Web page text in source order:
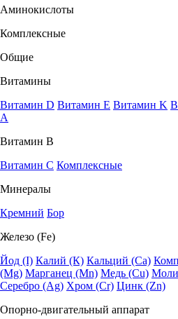
Аминокислоты
Комплексные
Общие
Витамины
Витамин D Витамин E Витамин K
А
Витамин В
Витамин C Комплексные
Минералы
Кремний Бор
Железо (Fe)
Йод (I) Калий (К) Кальций (Са)
(Mg) Марганец (Mn) Медь (Сu)
Серебро (Ag) Хром (Cr) Цинк (Zn)
Опорно-двигательный аппарат